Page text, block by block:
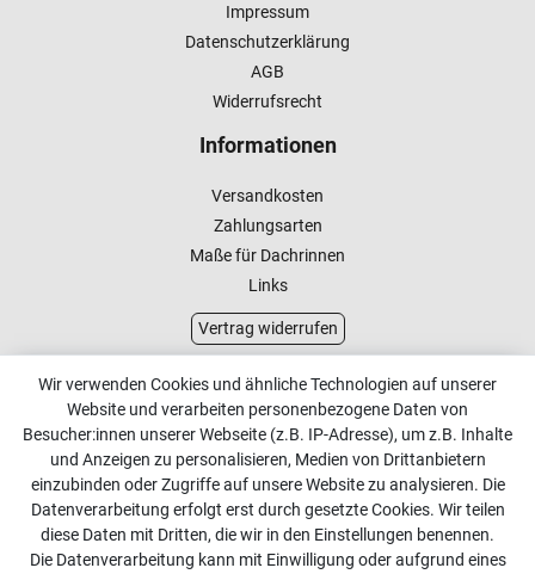
Impressum
Datenschutzerklärung
AGB
Widerrufsrecht
Informationen
Versandkosten
Zahlungsarten
Maße für Dachrinnen
Links
Vertrag widerrufen
Kundenservice
Kontakt
Online Retourenservice
Kontakt
info@dachdecker-shop.de
Wir verwenden Cookies und ähnliche Technologien auf unserer
Website und verarbeiten personenbezogene Daten von
Besucher:innen unserer Webseite (z.B. IP-Adresse), um z.B. Inhalte
und Anzeigen zu personalisieren, Medien von Drittanbietern
einzubinden oder Zugriffe auf unsere Website zu analysieren. Die
Datenverarbeitung erfolgt erst durch gesetzte Cookies. Wir teilen
diese Daten mit Dritten, die wir in den Einstellungen benennen.
Die Datenverarbeitung kann mit Einwilligung oder aufgrund eines